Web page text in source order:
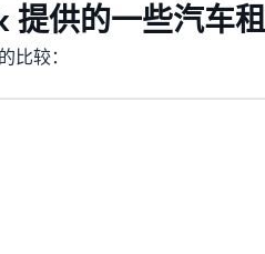
提供的一些汽车
比较：